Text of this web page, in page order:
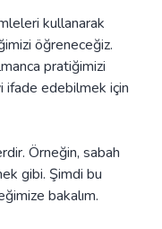
kullanarak
öğreneceğiz.
pratiğimizi
ifade edebilmek için
Örneğin, sabah
gibi. Şimdi bu
bakalım.